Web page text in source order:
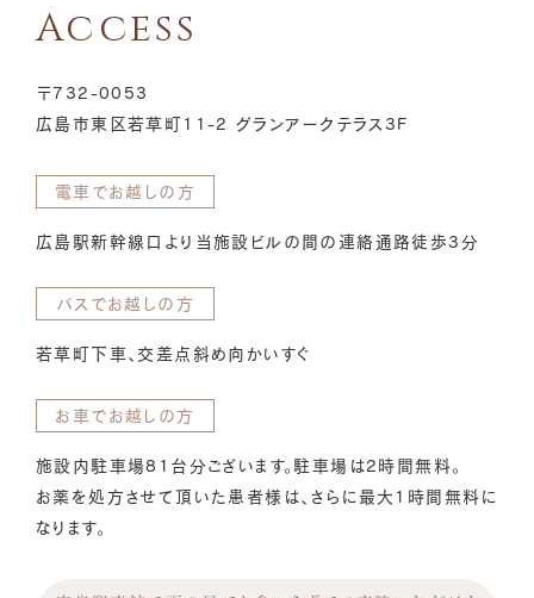
Access
〒732-0053
広島市東区若草町11-2 グランアークテラス3F
電車でお越しの方
広島駅新幹線口より当施設ビルの間の連絡通路徒歩3分
バスでお越しの方
若草町下車、交差点斜め向かいすぐ
お車でお越しの方
施設内駐車場81台分ございます。駐車場は2時間無料。
お薬を処方させて頂いた患者様は、さらに最大1時間無料に
なります。